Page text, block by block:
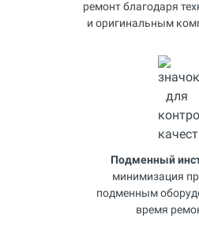
ремонт благодаря
и оригинальным
Подменный
минимизация
подменным
время